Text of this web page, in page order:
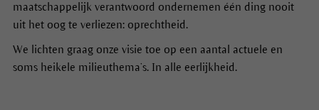
maatschappelijk verantwoord ondernemen één ding nooit
uit het oog te verliezen: oprechtheid.
We lichten graag onze visie toe op een aantal actuele en
soms heikele milieuthema’s. In alle eerlijkheid.